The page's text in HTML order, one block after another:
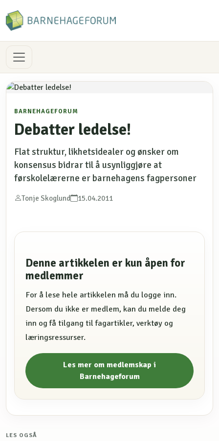
BARNEHAGEFORUM
Debatter ledelse!
Flat struktur, likhetsidealer og ønsker om
konsensus bidrar til å usynliggjøre at
førskolelærerne er barnehagens fagpersoner
Tonje Skoglund 15.04.2011
Denne artikkelen er kun åpen for
medlemmer
For å lese hele artikkelen må du logge inn.
Dersom du ikke er medlem, kan du melde deg
inn og få tilgang til fagartikler, verktøy og
læringsressurser.
Les mer om medlemskap i
Barnehageforum
LES OGSÅ